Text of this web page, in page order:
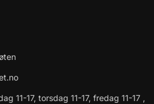
11-17, torsdag 11-17, fredag 11-17 ,